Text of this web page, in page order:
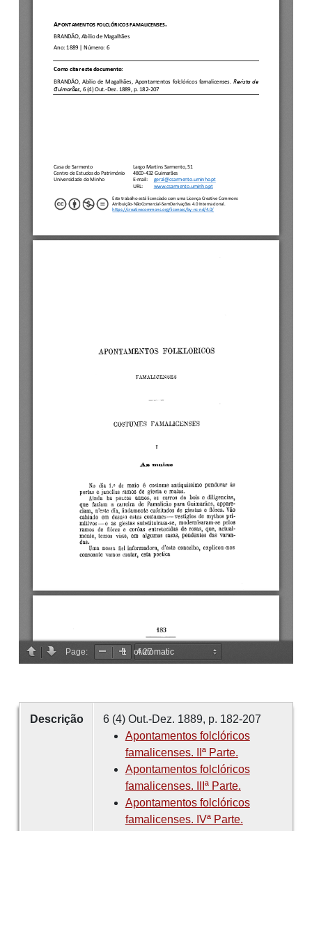
Descrição
6 (4) Out.-Dez. 1889, p. 182-207
Apontamentos folclóricos
famalicenses. IIª Parte.
Apontamentos folclóricos
famalicenses. IIIª Parte.
Apontamentos folclóricos
famalicenses. IVª Parte.